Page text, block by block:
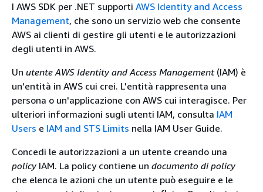
I AWS SDK per .NET supporti AWS Identity and Access
Management, che sono un servizio web che consente
AWS ai clienti di gestire gli utenti e le autorizzazioni
degli utenti in AWS.
Un utente AWS Identity and Access Management (IAM) è
un'entità in AWS cui crei. L'entità rappresenta una
persona o un'applicazione con AWS cui interagisce. Per
ulteriori informazioni sugli utenti IAM, consulta IAM
Users e IAM and STS Limits nella IAM User Guide.
Concedi le autorizzazioni a un utente creando una
policy IAM. La policy contiene un documento di policy
che elenca le azioni che un utente può eseguire e le